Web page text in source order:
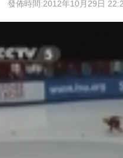
發佈時間:2012年10月29日